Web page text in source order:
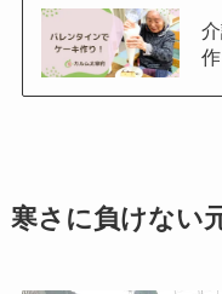
作
寒さに負けない